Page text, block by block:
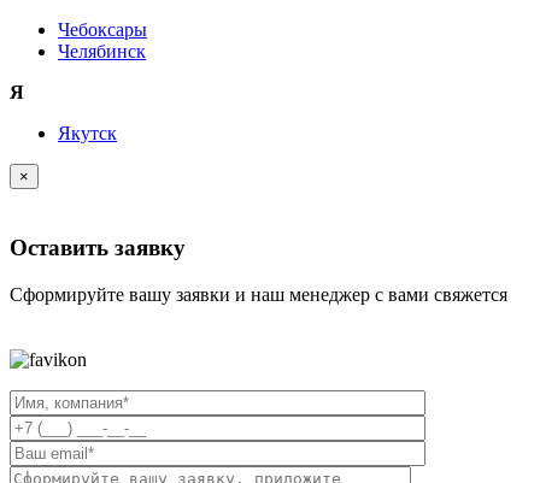
Чебоксары
Челябинск
Я
Якутск
×
Оставить заявку
Сформируйте вашу заявки и наш менеджер с вами свяжется